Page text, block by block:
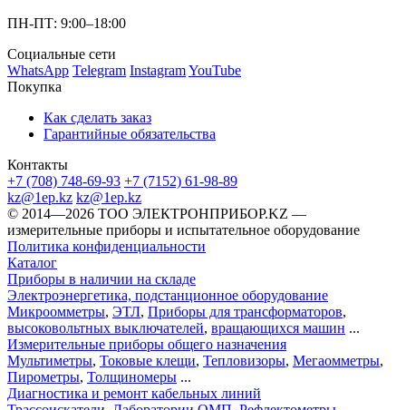
ПН-ПТ: 9:00–18:00
Социальные сети
WhatsApp Telegram InstagramYouTube
Покупка
Как сделать заказ
Гарантийные обязательства
Контакты
+7 (708) 748-69-93 +7 (7152) 61-98-89
kz@1ep.kz kz@1ep.kz
©️ 2014—2026 ТОО ЭЛЕКТРОНПРИБОР.KZ —
измерительные приборы и испытательное оборудование
Политика конфиденциальности
Каталог
Приборы в наличии на складе
Электроэнергетика, подстанционное оборудование
Микроомметры, ЭТЛ, Приборы для трансформаторов,
высоковольтных выключателей, вращающихся машин ...
Измерительные приборы общего назначения
Мультиметры, Токовые клещи, Тепловизоры, Мегаомметры,
Пирометры, Толщиномеры ...
Диагностика и ремонт кабельных линий